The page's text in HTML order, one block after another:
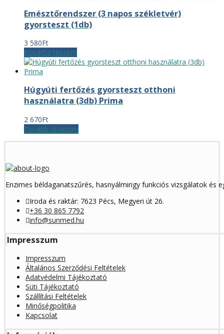
150Ft. 850Ft.
Emésztőrendszer (3 napos székletvér)
gyorsteszt (1db)
3 580Ft
Kosárba teszem
Húgyúti fertőzés gyorsteszt otthoni
használatra (3db) Prima
2 670Ft
Tovább olvasom
Enzimes béldaganatszűrés, hasnyálmirigy funkciós vizsgálatok és
Iroda és raktár: 7623 Pécs, Megyeri út 26.
+36 30 865 7792
info@sunmed.hu
Impresszum
Impresszum
Általános Szerződési Feltételek
Adatvédelmi Tájékoztató
Süti Tájékoztató
Szállítási Feltételek
Minőségpolitika
Kapcsolat